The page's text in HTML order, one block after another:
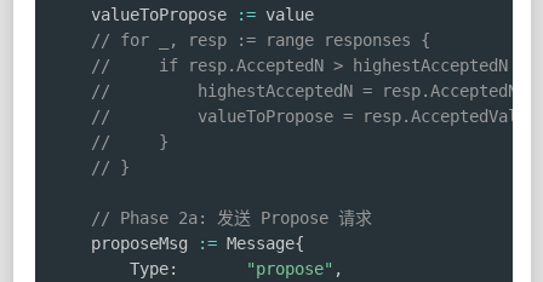
    valueToPropose
:= value
// for _, resp := range responses {
//     if resp.AcceptedN > highestAcceptedN {
//         highestAcceptedN = resp.AcceptedN
//         valueToPropose = resp.AcceptedValue
//     }
// }
// Phase 2a: 发送 Propose 请求
    proposeMsg
:= Message{
        Type
: "propose" ,